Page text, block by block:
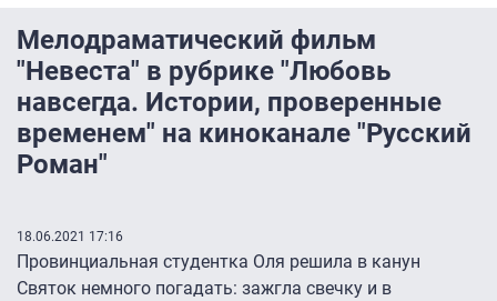
Мелодраматический фильм
"Невеста" в рубрике "Любовь
навсегда. Истории, проверенные
временем" на киноканале "Русский
Роман"
18.06.2021 17:16
Провинциальная студентка Оля решила в канун
Святок немного погадать: зажгла свечку и в